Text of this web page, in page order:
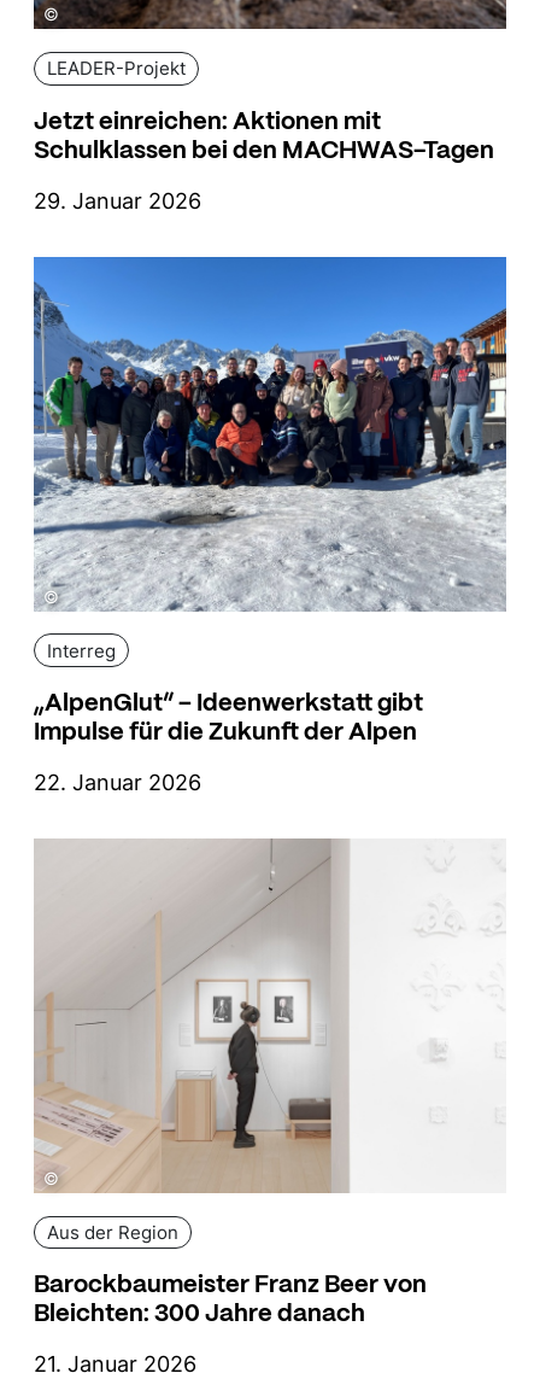
©
LEADER-Projekt
Jetzt einreichen: Aktionen mit
Schulklassen bei den MACHWAS-Tagen
29. Januar 2026
©
Interreg
„AlpenGlut“ – Ideenwerkstatt gibt
Impulse für die Zukunft der Alpen
22. Januar 2026
©
Aus der Region
Barockbaumeister Franz Beer von
Bleichten: 300 Jahre danach
21. Januar 2026